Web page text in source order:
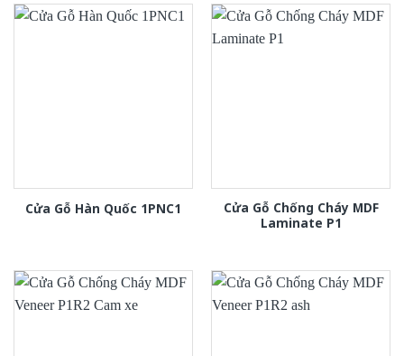
Cửa Gỗ Hàn Quốc 1PNC1
Cửa Gỗ Chống Cháy MDF
Laminate P1